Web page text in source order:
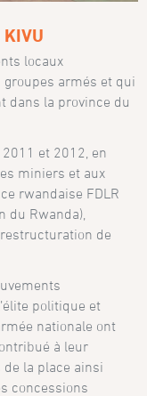
KIVU
locaux
groupes armés et qui
dans la province du
et 2012, en
miniers et aux
rwandaise FDLR
du Rwanda),
de
politique et
nationale ont
à leur
la place ainsi
concessions